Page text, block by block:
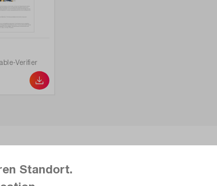
Verifier
Standort.